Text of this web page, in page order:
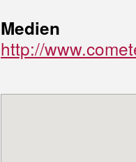
Medien
http://